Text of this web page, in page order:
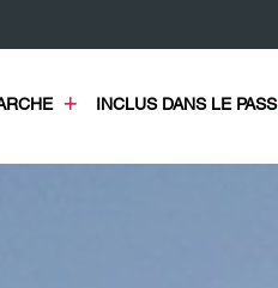
COMMENT ÇA MARCHE INCLUS DANS LE PASS